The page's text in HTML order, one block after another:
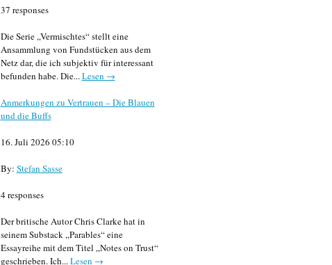
37 responses
Die Serie „Vermischtes“ stellt eine
Ansammlung von Fundstücken aus dem
Netz dar, die ich subjektiv für interessant
befunden habe. Die...Lesen →
Anmerkungen zu Vertrauen – Die Blauen
und die Buffs
16. Juli 2026 05:10
By: Stefan Sasse
4 responses
Der britische Autor Chris Clarke hat in
seinem Substack „Parables“ eine
Essayreihe mit dem Titel „Notes on Trust“
geschrieben. Ich...Lesen →